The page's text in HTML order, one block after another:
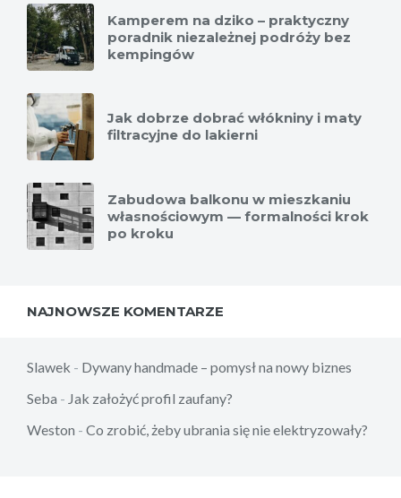
Kamperem na dziko – praktyczny
poradnik niezależnej podróży bez
kempingów
Jak dobrze dobrać włókniny i maty
filtracyjne do lakierni
Zabudowa balkonu w mieszkaniu
własnościowym — formalności krok
po kroku
NAJNOWSZE KOMENTARZE
Slawek - Dywany handmade – pomysł na nowy biznes
Seba - Jak założyć profil zaufany?
Weston - Co zrobić, żeby ubrania się nie elektryzowały?